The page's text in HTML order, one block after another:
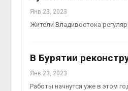
Янв 23, 2023
Жители Владивостока
В Бурятии
Янв 23, 2023
Работы начнутся уже в этом